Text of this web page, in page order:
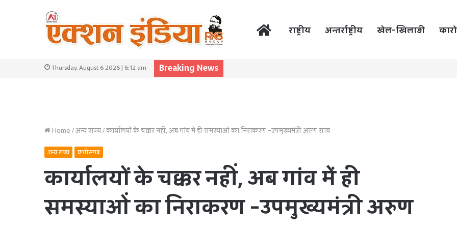
राष्ट्रीय अन्तर्राष्ट्रीय खेल-खिलाड़ी
Thursday, August 6 2026 | 6:12 am Breaking News
Home/अन्य राज्य/कार्यालयों के चक्कर नहीं, अब गांव में ही समस्याओं का निराकरण -उपमुख्यमंत्री अरुण साव
अन्य राज्य छत्तीसगढ़
कार्यालयों के चक्कर नहीं, अब गांव में ही
समस्याओं का निराकरण -उपमुख्यमंत्री अरुण